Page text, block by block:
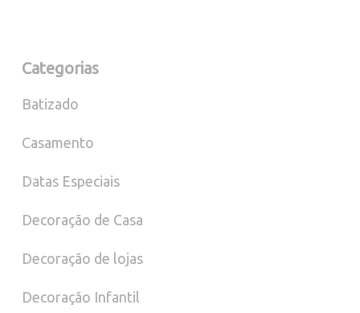
Categorias
Batizado
Casamento
Datas Especiais
Decoração de Casa
Decoração de lojas
Decoração Infantil